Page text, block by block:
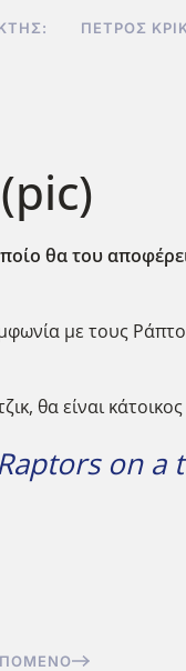
ΠΈΤΡΟΣ
θα του
με τους
θα είναι
on a